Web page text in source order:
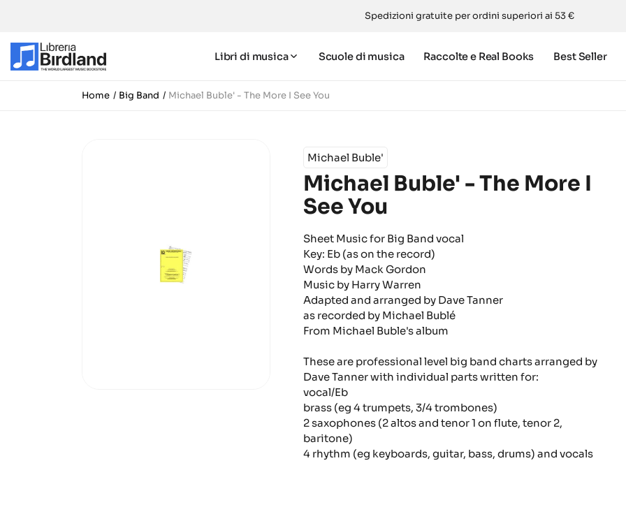
Spedizioni gratuite per ordini superiori ai 53 €
Libri di musica Scuole di musica Raccolte e Real Books Best Seller
Home Big Band Michael Buble' - The More I See You
Michael Buble'
Michael Buble' - The More I
See You
Sheet Music for Big Band vocal
Key: Eb (as on the record)
Words by Mack Gordon
Music by Harry Warren
Adapted and arranged by Dave Tanner
as recorded by Michael Bublé
From Michael Buble's album
These are professional level big band charts arranged by
Dave Tanner with individual parts written for:
vocal/Eb
brass (eg 4 trumpets, 3/4 trombones)
2 saxophones (2 altos and tenor 1 on flute, tenor 2,
baritone)
4 rhythm (eg keyboards, guitar, bass, drums) and vocals